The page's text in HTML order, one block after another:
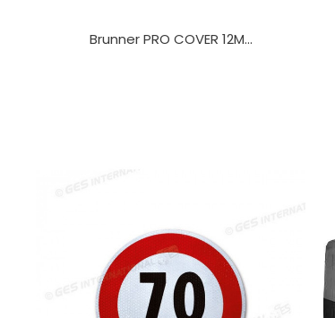
Brunner PRO COVER 12M...